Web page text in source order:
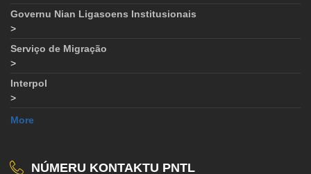
Governu Nian Ligasoens Institusionais
>
Serviço de Migração
>
Interpol
>
More
NÚMERU KONTAKTU PNTL